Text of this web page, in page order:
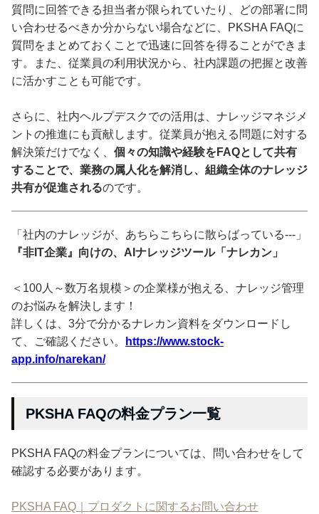
質問に回答できる担当者が限られていたり、どの部署に問
い合わせるべきか分からない場合などに、PKSHA FAQに
質問をまとめておくことで迅速に回答を得ることができま
す。また、従業員の利用状況から、社内課題の把握と改善
に活かすことも可能です。
さらに、社内ヘルプデスクでの活用は、ナレッジマネジメ
ントの推進にも貢献します。従業員が抱える問題に対する
解決策だけでなく、 個々の知識や経験をFAQとして共有
することで、業務の属人化を解消し、組織全体のナレッジ
共有が促進されるのです。
「社内のナレッジが、あちらこちらに散らばっている---」
『非IT企業』向けの、AIナレッジツール「ナレカン」
＜100人～数万名規模＞の企業様が抱える、ナレッジ管理
のお悩みを解決します！
詳しくは、3分で分かるナレカン資料をダウンロードし
て、ご確認ください。
https://www.stock-
app.info/narekan/
PKSHA FAQの料金プラン一覧
PKSHA FAQの料金プランについては、問い合わせをして
確認する必要があります。
PKSHA FAQ｜プロダクトに関するお問い合わせ